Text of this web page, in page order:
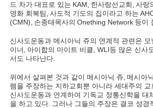
드 차가 대표로 있는 KAM, 한사랑선교회 사랑
영화 회복팀 사도적 기도의 집이라고 하는
(CMN), 손종태목사의 Onething Network 등이
신사도운동과 메시아닉 쥬의 연계적 관련은
이너
아이합의 마이트 비클 , WLI등 많은 신사
서도 나타난다
위에서 살펴본 것과 같이 메시아닉 쥬 메시아
렘을 주장하는 지하교회뿐 아니라 세대주의
신사도운동과 연계하여 기독교 정통신학을 대
을 하고 있다 그러나 그들의 주장은 결코 성경